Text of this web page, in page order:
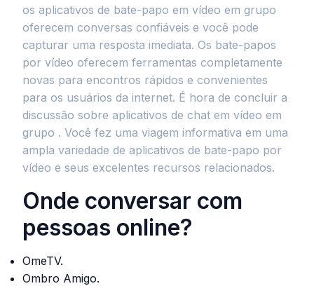
os aplicativos de bate-papo em vídeo em grupo
oferecem conversas confiáveis e você pode
capturar uma resposta imediata. Os bate-papos
por vídeo oferecem ferramentas completamente
novas para encontros rápidos e convenientes
para os usuários da internet. É hora de concluir a
discussão sobre aplicativos de chat em vídeo em
grupo . Você fez uma viagem informativa em uma
ampla variedade de aplicativos de bate-papo por
vídeo e seus excelentes recursos relacionados.
Onde conversar com
pessoas online?
OmeTV.
Ombro Amigo.